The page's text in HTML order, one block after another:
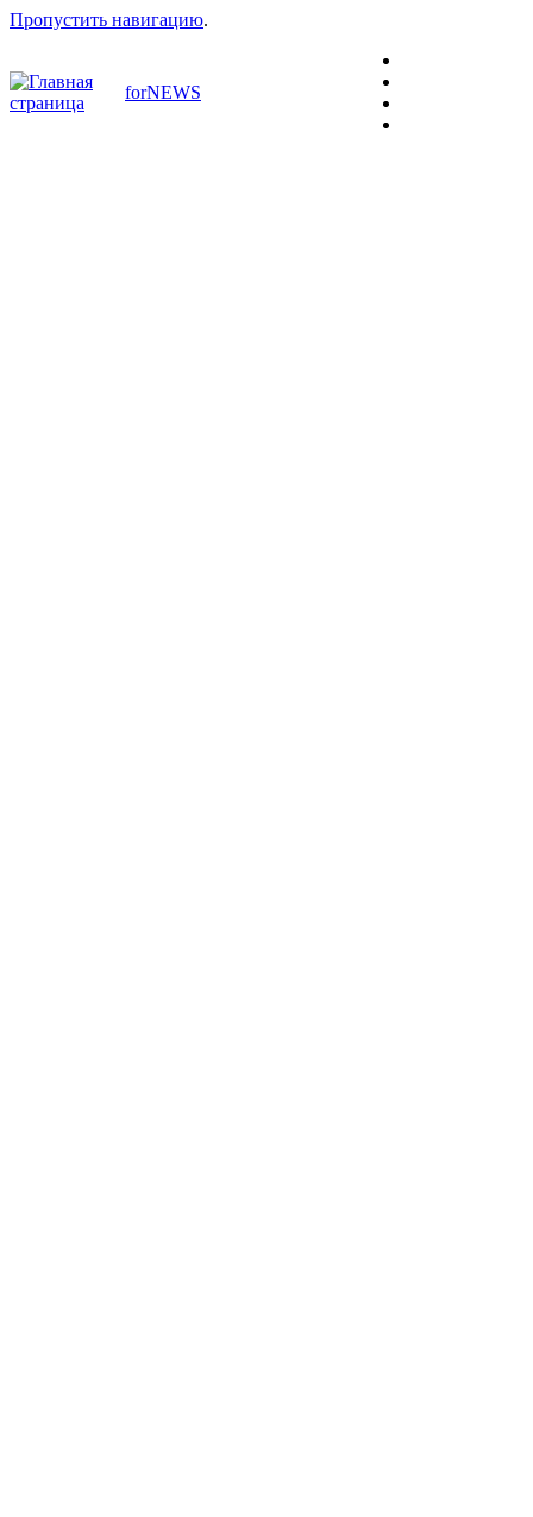
Пропустить навигацию.
forNEWS